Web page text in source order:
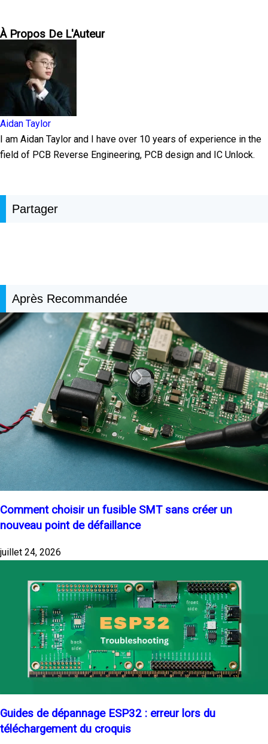
À Propos De L'Auteur
Aidan Taylor
I am Aidan Taylor and I have over 10 years of experience in the
field of PCB Reverse Engineering, PCB design and IC Unlock.
Partager
Après Recommandée
Comment choisir un fusible SMT sans créer un
nouveau point de défaillance
juillet 24, 2026
Guides de dépannage ESP32 : erreur lors du
téléchargement du croquis